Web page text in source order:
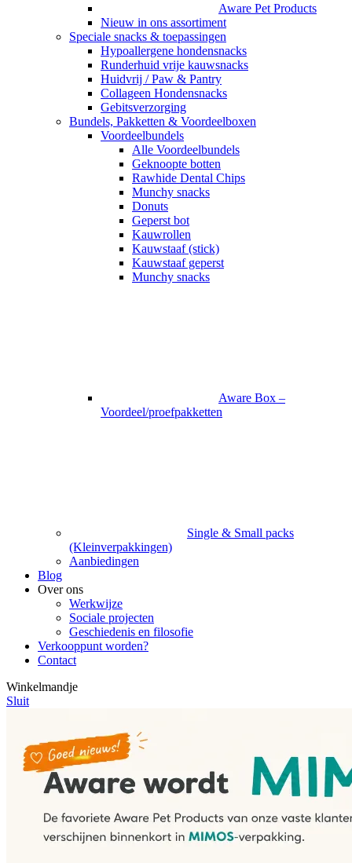
Aware Pet Products
Nieuw in ons assortiment
Speciale snacks & toepassingen
Hypoallergene hondensnacks
Runderhuid vrije kauwsnacks
Huidvrij / Paw & Pantry
Collageen Hondensnacks
Gebitsverzorging
Bundels, Pakketten & Voordeelboxen
Voordeelbundels
Alle Voordeelbundels
Geknoopte botten
Rawhide Dental Chips
Munchy snacks
Donuts
Geperst bot
Kauwrollen
Kauwstaaf (stick)
Kauwstaaf geperst
Munchy snacks
Aware Box –
Voordeel/proefpakketten
Single & Small packs
(Kleinverpakkingen)
Aanbiedingen
Blog
Over ons
Werkwijze
Sociale projecten
Geschiedenis en filosofie
Verkooppunt worden?
Contact
Winkelmandje
Sluit